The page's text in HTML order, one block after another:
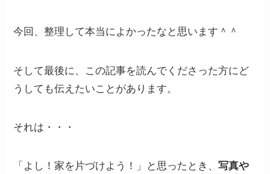
今回、整理して本当によかったなと思います＾＾
そして最後に、この記事を読んでくださった方にど
うしても伝えたいことがあります。
それは・・・
「よし！家を片づけよう！」と思ったとき、写真や